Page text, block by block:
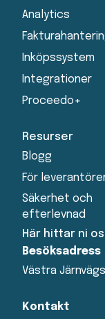
Analytics
Inköpssystem
Integrationer
Proceedo+
Resurser
Blogg
För
Säkerhet och
efterlevnad
Här hittar ni
Besöksadress
Västra
Kontakt